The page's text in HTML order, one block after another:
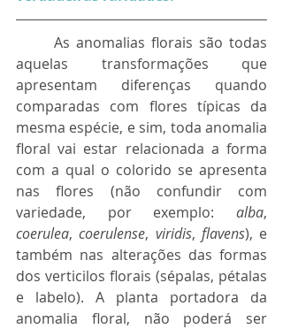
aquelas transformações que
apresentam diferenças quando
comparadas com flores típicas da
mesma espécie, e sim, toda anomalia
floral vai estar relacionada a forma
com a qual o colorido se apresenta
nas flores (não confundir com
variedade, por exemplo: alba
coerulea, coerulense, viridis, flavens), e
também nas alterações das formas
dos verticilos florais (sépalas, pétalas
e labelo). A planta portadora da
anomalia floral, não poderá ser